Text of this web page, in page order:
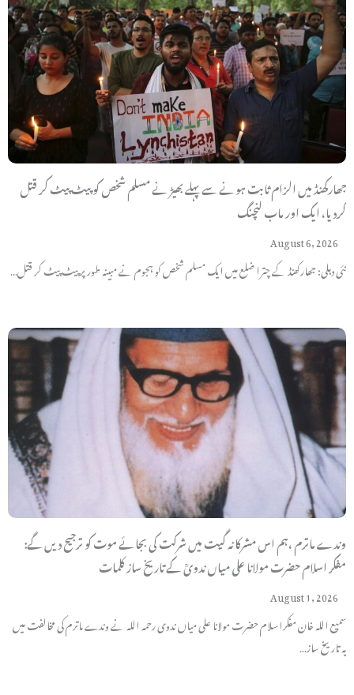
جھارکھنڈ میں الزام ثابت ہونے سے پہلے بھیڑ نے مسلم شخص کو پیٹ پیٹ کر قتل
کردیا، ایک اور ماب لنچنگ
August 6, 2026
نئی دہلی: جھارکھنڈ کے چترا ضلع میں ایک مسلم شخص کو ہجوم نے مبینہ طور پر پیٹ پیٹ کر قتل…
وندے ماترم ،ہم اس مشرکانہ گیت میں شرکت کی بجائے موت کو ترجیح دیں گے:
مفکر اسلام حضرت مولانا علی میاں ندویؒ کے تاریخ ساز کلمات
August 1, 2026
سمیع اللہ خان مفکراسلام حضرت مولانا علی میاں ندوی رحمہ اللہ نے وندے ماترم کی مخالفت میں
یہ تاریخ ساز…